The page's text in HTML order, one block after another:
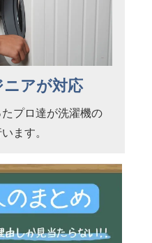
アが対応
プロ達が洗濯機の
ます。